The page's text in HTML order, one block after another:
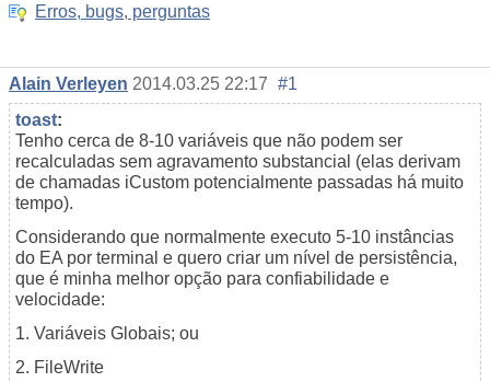
Erros, bugs, perguntas
Alain Verleyen 2014.03.25 22:17 #1
toast:
Tenho cerca de 8-10 variáveis que não podem ser
recalculadas sem agravamento substancial (elas derivam
de chamadas iCustom potencialmente passadas há muito
tempo).
Considerando que normalmente executo 5-10 instâncias
do EA por terminal e quero criar um nível de persistência,
que é minha melhor opção para confiabilidade e
velocidade:
1. Variáveis Globais; ou
2. FileWrite